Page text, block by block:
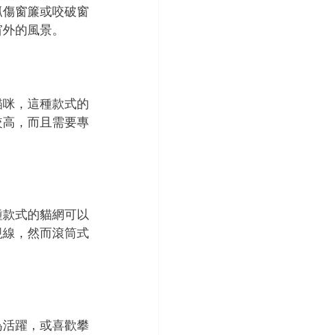
窗簾或咬破窗
的風景。
，這種款式的
，而且需要專
式的貓網可以
，然而滾筒式
躍，或喜歡攀